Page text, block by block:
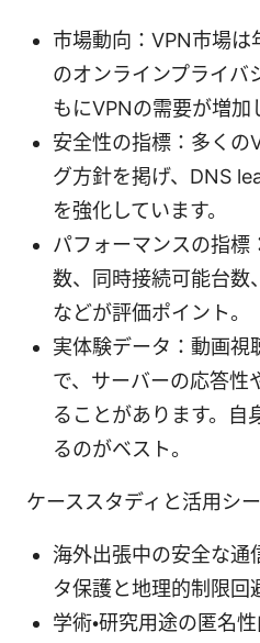
市場動向：VPN市場は
のオンラインプライバ
もにVPNの需要が増加
安全性の指標：多くの
グ方針を掲げ、DNS
を強化しています。
パフォーマンスの指標
数、同時接続可能台
などが評価ポイント。
実体験データ：動画視
で、サーバーの応答性
ることがあります。自
るのがベスト。
ケーススタディと活用シ
海外出張中の安全な通
タ保護と地理的制限回
学術・研究用途の匿名